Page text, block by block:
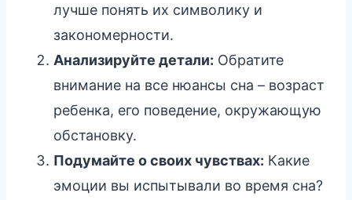
лучше понять их символику и
закономерности.
Анализируйте детали: Обратите
внимание на все нюансы сна – возраст
ребенка, его поведение, окружающую
обстановку.
Подумайте о своих чувствах: Какие
эмоции вы испытывали во время сна?